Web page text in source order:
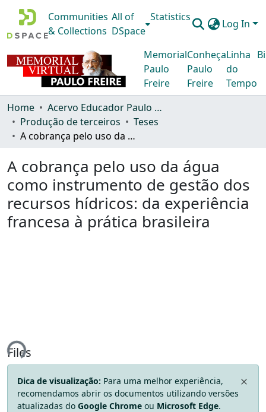
Communities
& Collections
All of
DSpace
Statistics
Log In
Memorial
Paulo
Freire
Conheça
Paulo
Freire
Linha
do
Tempo
Home
Acervo Educador Paulo Freire
Produção de terceiros
Teses
A cobrança pelo uso da água como instrumento de gestão dos recursos hídricos: da experiência francesa à prática brasileira
A cobrança pelo uso da água
como instrumento de gestão dos
recursos hídricos: da experiência
francesa à prática brasileira
Files
Dica de visualização: Para uma melhor experiência,
recomendamos abrir os documentos utilizando versões
atualizadas do Google Chrome ou Microsoft Edge.